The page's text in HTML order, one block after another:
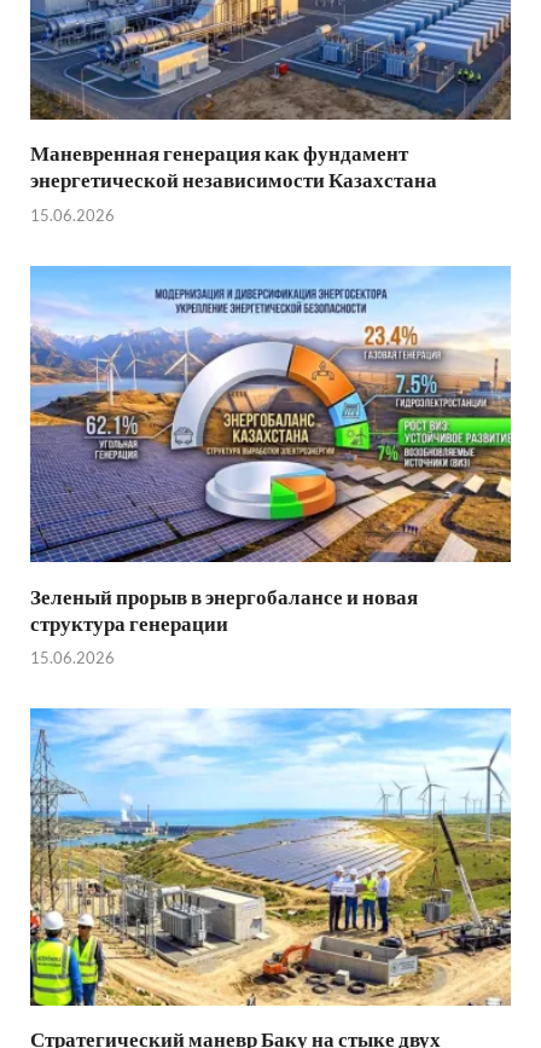
Маневренная генерация как фундамент
энергетической независимости Казахстана
15.06.2026
Зеленый прорыв в энергобалансе и новая
структура генерации
15.06.2026
Стратегический маневр Баку на стыке двух